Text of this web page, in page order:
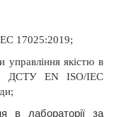
17025:2019;
управління якістю в
ДСТУ EN ISO/IEC
;
в лабораторії за